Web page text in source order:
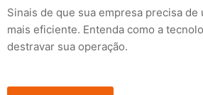
Sinais de que sua empresa precisa de
mais eficiente. Entenda como a
destravar sua operação.